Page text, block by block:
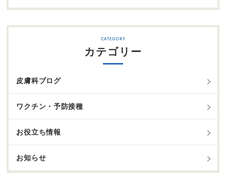
カテゴリー
皮膚科ブログ
ワクチン・予防接種
お役立ち情報
お知らせ